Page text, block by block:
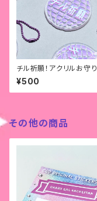
チル祈願！アクリルお守り
¥500
その他の商品